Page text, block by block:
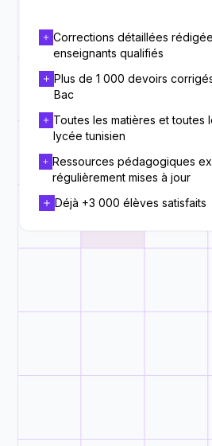
Corrections détaillées
enseignants qualifiés
Plus de 1 000 devoirs
Bac
Toutes les matières et toutes
lycée tunisien
Ressources pédagogiques
régulièrement mises à jour
Déjà +3 000 élèves satisfaits